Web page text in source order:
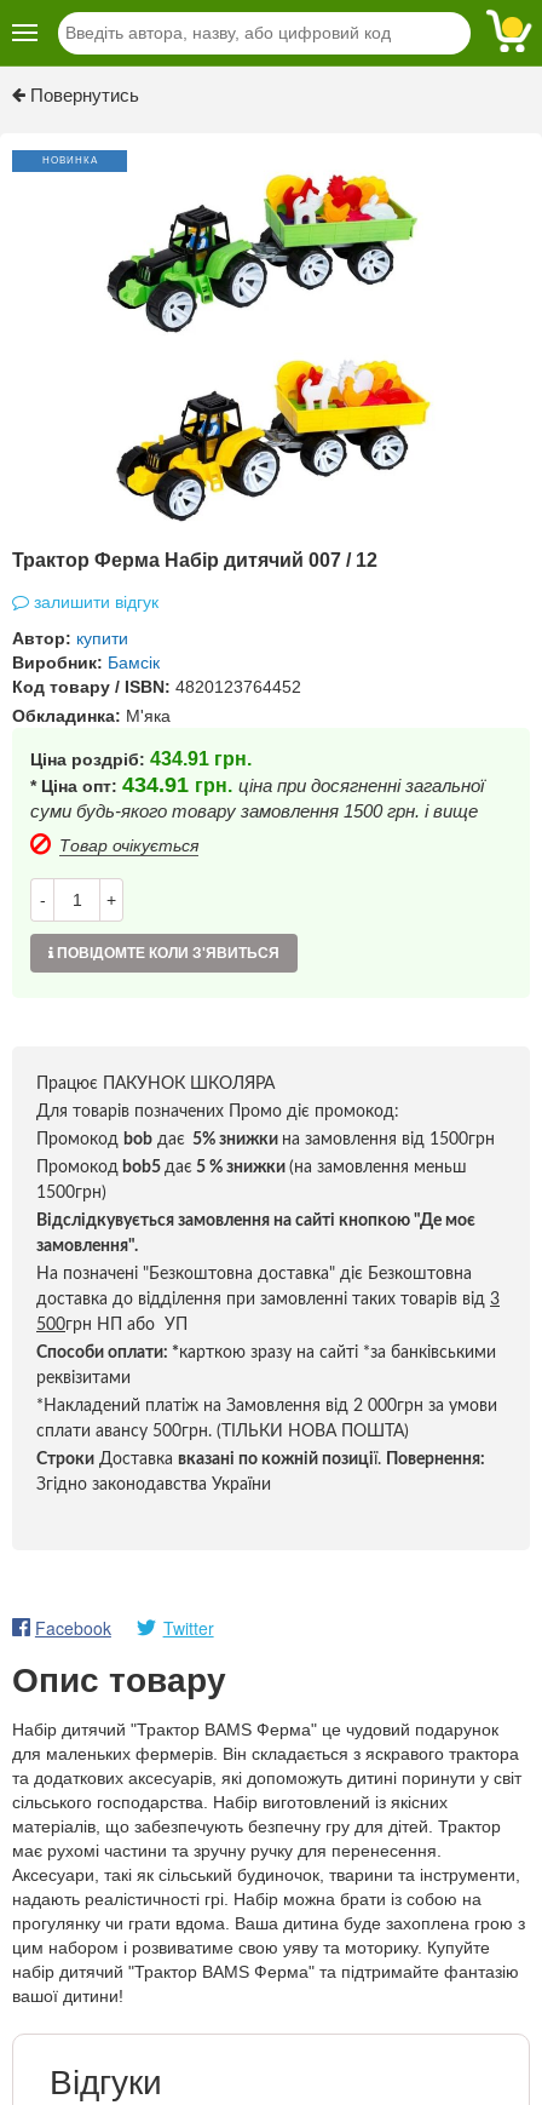
Повернутись
НОВИНКА
Трактор Ферма Набір дитячий 007 / 12
залишити відгук
Автор: купити
Виробник: Бамсік
Код товару / ISBN: 4820123764452
Обкладинка: М'яка
Ціна роздріб: 434.91 грн.
* Ціна опт: 434.91 грн. ціна при досягненні загальної
суми будь-якого товару замовлення 1500 грн. і вище
Товар очікується
- +
ПОВІДОМТЕ КОЛИ З'ЯВИТЬСЯ
Працює ПАКУНОК ШКОЛЯРА
Для товарів позначених Промо діє промокод:
Промокод bob дає 5% знижки на замовлення від 1500грн
Промокод bob5 дає 5 % знижки (на замовлення меньш
1500грн)
Відслідкувується замовлення на сайті кнопкою "Де моє
замовлення".
На позначені "Безкоштовна доставка" діє Безкоштовна
доставка до відділення при замовленні таких товарів від 3
500грн НП або УП
Способи оплати: *карткою зразу на сайті *за банківськими
реквізитами
*Накладений платіж на Замовлення від 2 000грн за умови
сплати авансу 500грн. (ТІЛЬКИ НОВА ПОШТА)
Строки Доставка вказані по кожній позиції.
Повернення:
Згідно законодавства України
Facebook Twitter
Опис товару
Набір дитячий "Трактор BAMS Ферма" це чудовий подарунок
для маленьких фермерів. Він складається з яскравого трактора
та додаткових аксесуарів, які допоможуть дитині поринути у світ
сільського господарства. Набір виготовлений із якісних
матеріалів, що забезпечують безпечну гру для дітей. Трактор
має рухомі частини та зручну ручку для перенесення.
Аксесуари, такі як сільський будиночок, тварини та інструменти,
надають реалістичності грі. Набір можна брати із собою на
прогулянку чи грати вдома. Ваша дитина буде захоплена грою з
цим набором і розвиватиме свою уяву та моторику. Купуйте
набір дитячий "Трактор BAMS Ферма" та підтримайте фантазію
вашої дитини!
Відгуки